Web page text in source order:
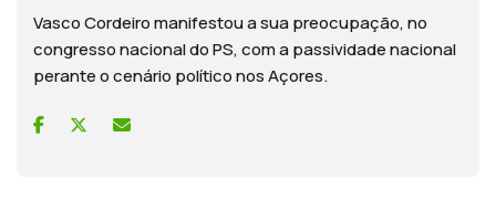
Vasco Cordeiro manifestou a sua preocupação, no
congresso nacional do PS, com a passividade nacional
perante o cenário político nos Açores.